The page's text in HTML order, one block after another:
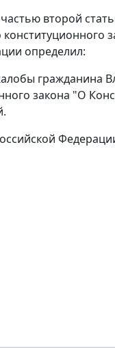
частью второй
определил:
гражданина
закона "О